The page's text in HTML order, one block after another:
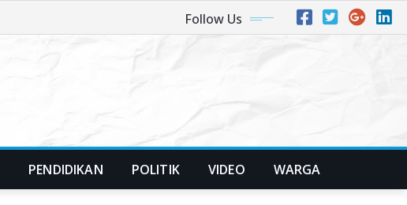
Follow Us
PENDIDIKAN POLITIK VIDEO WARGA